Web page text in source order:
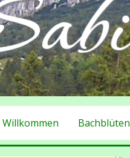
Willkommen Bachblüten